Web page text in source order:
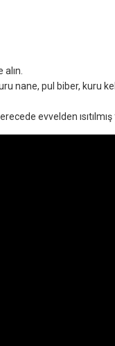
nane, pul biber, kuru
evvelden